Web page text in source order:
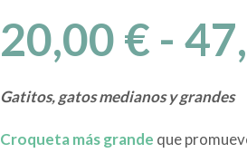
20,00 € -
Gatitos, gatos medianos y grandes
Croqueta más grande que